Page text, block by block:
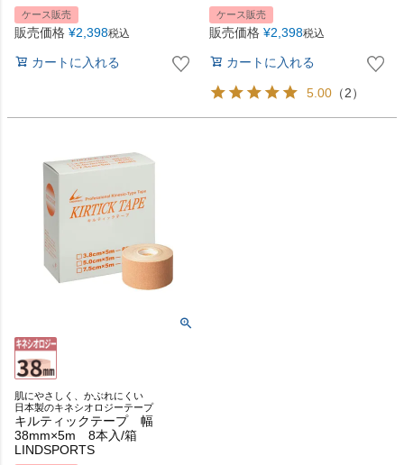
ケース販売
販売価格 ¥2,398税込
カートに入れる
ケース販売
販売価格 ¥2,398税込
カートに入れる
5.00 （2）
肌にやさしく、かぶれにくい
日本製のキネシオロジーテープ
キルティックテープ 幅
38mm×5m 8本入/箱
LINDSPORTS